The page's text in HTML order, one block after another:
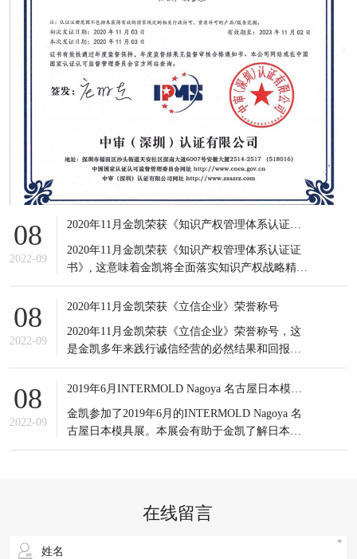
08
2022-09
2020年11月金凯荣获《知识产权管理体系认证证书》
2020年11月金凯荣获《知识产权管理体系认证证
书》, 这意味着金凯将全面落实知识产权战略精
神，积极应对知识产权竞争态势，有效提高知识
产权对企业经营发展的贡献水平。
08
2022-09
2020年11月金凯荣获《立信企业》荣誉称号
2020年11月金凯荣获《立信企业》荣誉称号，这
是金凯多年来践行诚信经营的必然结果和回报，
更是金凯所有员工的共同荣耀，可谓实至名归。
信誉是企业之基，生存之本，是企业最宝贵的无
08
2022-09
2019年6月INTERMOLD Nagoya 名古屋日本模具展
金凯参加了2019年6月的INTERMOLD Nagoya 名
古屋日本模具展。本展会有助于金凯了解日本当
前新的市场发展情况以及设备制造商的产品更新
研发等方面的综合实力。
在线留言